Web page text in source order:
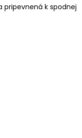
pripevnená k spodnej